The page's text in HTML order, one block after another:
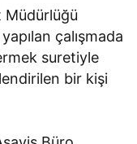
Müdürlüğü
çalışmada
suretiyle
bir kişi